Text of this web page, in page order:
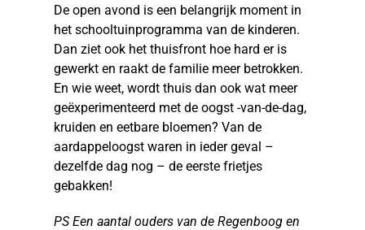
De open avond is een belangrijk moment in
het schooltuinprogramma van de kinderen.
Dan ziet ook het thuisfront hoe hard er is
gewerkt en raakt de familie meer betrokken.
En wie weet, wordt thuis dan ook wat meer
geëxperimenteerd met de oogst -van-de-dag,
kruiden en eetbare bloemen? Van de
aardappeloogst waren in ieder geval –
dezelfde dag nog – de eerste frietjes
gebakken!
PS Een aantal ouders van de Regenboog en